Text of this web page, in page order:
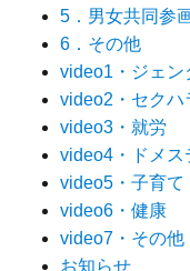
5．男女共同参
6．その他
video1・ジェン
video2・セクハ
video3・就労
video4・ドメス
video5・子育て
video6・健康
video7・その他
お知らせ